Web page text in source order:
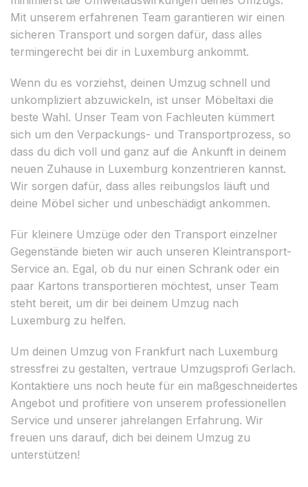
Mit unserem erfahrenen Team garantieren wir einen
sicheren Transport und sorgen dafür, dass alles
termingerecht bei dir in Luxemburg ankommt.
Wenn du es vorziehst, deinen Umzug schnell und
unkompliziert abzuwickeln, ist unser Möbeltaxi die
beste Wahl. Unser Team von Fachleuten kümmert
sich um den Verpackungs- und Transportprozess, so
dass du dich voll und ganz auf die Ankunft in deinem
neuen Zuhause in Luxemburg konzentrieren kannst.
Wir sorgen dafür, dass alles reibungslos läuft und
deine Möbel sicher und unbeschädigt ankommen.
Für kleinere Umzüge oder den Transport einzelner
Gegenstände bieten wir auch unseren Kleintransport-
Service an. Egal, ob du nur einen Schrank oder ein
paar Kartons transportieren möchtest, unser Team
steht bereit, um dir bei deinem Umzug nach
Luxemburg zu helfen.
Um deinen Umzug von Frankfurt nach Luxemburg
stressfrei zu gestalten, vertraue Umzugsprofi Gerlach.
Kontaktiere uns noch heute für ein maßgeschneidertes
Angebot und profitiere von unserem professionellen
Service und unserer jahrelangen Erfahrung. Wir
freuen uns darauf, dich bei deinem Umzug zu
unterstützen!